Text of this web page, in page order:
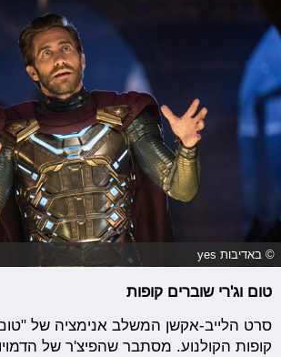
© באדיבות yes
טום וג'רי שוברים קופות
סרט הלייב-אקשן המשלב אנימציה של
קופות הקולנוע. מסתבר שהפיצ'ר של